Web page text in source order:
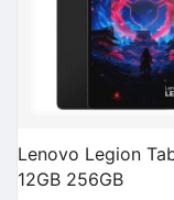
Lenovo Legion
12GB 256GB